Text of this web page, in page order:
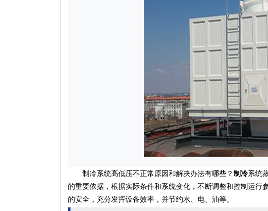
制冷系统高低压不正常原因和解决办法有哪些？制冷系统
的重要依据，根据实际条件和系统变化，不断调整和控制运
的安全，充分发挥设备效率，并节约水、电、油等。